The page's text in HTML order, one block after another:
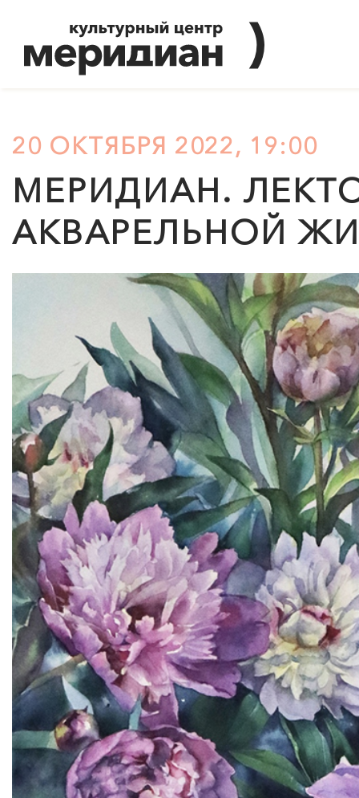
20 ОКТЯБРЯ 2022, 19:00
МЕРИДИАН.
АКВАРЕЛЬНОЙ